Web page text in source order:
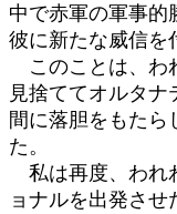
中で赤軍の軍事的
彼に新たな威信を
このことは、わ
見捨ててオルタ
間に落胆をもたら
た。
私は再度、われ
ョナルを出発さ